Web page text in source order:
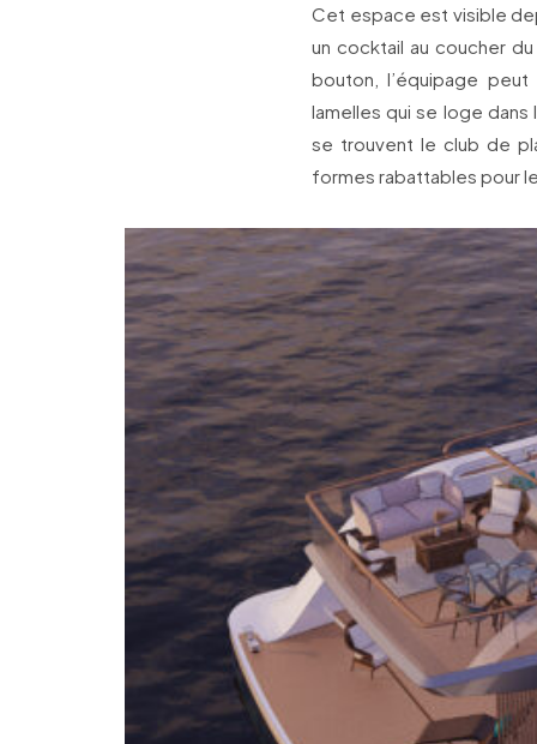
Cet espace est visible
un cocktail au coucher
bouton, l’équipage
lamelles qui se loge dans
se trouvent le club de
formes rabattables pour